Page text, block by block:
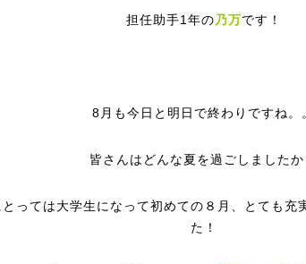
担任助手1年の乃万です！
8月も今日と明日で終わりですね。
皆さんはどんな夏を過ごしましたか
っては大学生になって初めての８月、とても充
た！